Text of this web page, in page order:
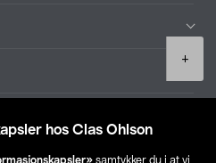
hos Clas Ohlson
samtykker du i at vi
+